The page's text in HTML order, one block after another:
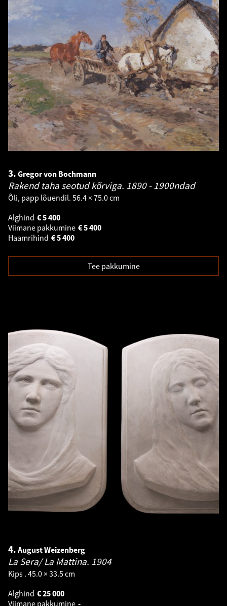
3. Gregor von Bochmann
Rakend taha seotud kõrviga. 1890 - 1900ndad
Õli, papp lõuendil. 56.4 × 75.0 cm
Alghind
5 400
€
Viimane pakkumine
5 400
€
Haamrihind
5 400
€
Tee pakkumine
4. August Weizenberg
La Sera/ La Mattina. 1904
Kips . 45.0 × 33.5 cm
Alghind
25 000
€
Viimane pakkumine -